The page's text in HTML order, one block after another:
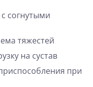
согнутыми
тяжестей
на сустав
при